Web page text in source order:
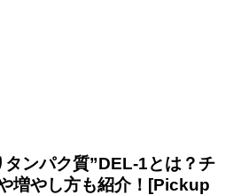
タンパク質”DEL-1とは？チ
増やし方も紹介！